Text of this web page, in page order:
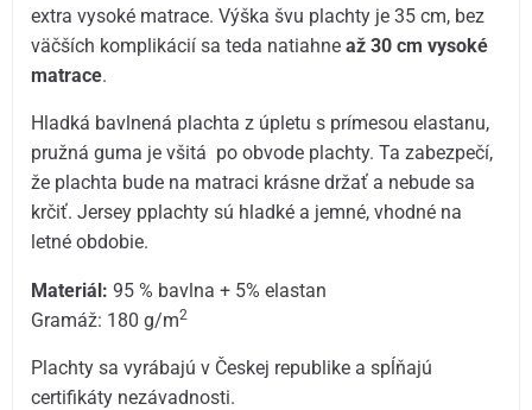
extra vysoké matrace. Výška švu plachty je 35 cm, bez
väčších komplikácií sa teda natiahne až 30 cm vysoké
matrace.
Hladká bavlnená plachta z úpletu s prímesou elastanu,
pružná guma je všitá po obvode plachty. Ta zabezpečí,
že plachta bude na matraci krásne držať a nebude sa
krčiť. Jersey pplachty sú hladké a jemné, vhodné na
letné obdobie.
Materiál: 95 % bavlna + 5% elastan
Gramáž: 180 g/m2
Plachty sa vyrábajú v Českej republike a spĺňajú
certifikáty nezávadnosti.